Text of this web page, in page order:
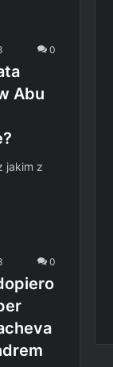
0
Abu
jakim z
0